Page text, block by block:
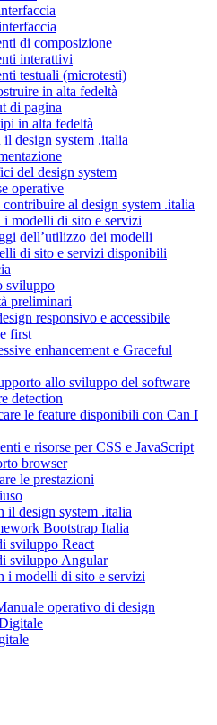
di composizione
interattivi
testuali (microtesti)
in alta fedeltà
di pagina
in alta fedeltà
design system .italia
del design system
operative
al design system .italia
i modelli di sito e servizi
dell’utilizzo dei modelli
di sito e servizi disponibili
sviluppo
preliminari
responsivo e accessibile
first
enhancement e Graceful
allo sviluppo del software
detection
le feature disponibili con Can I
e risorse per CSS e JavaScript
browser
le prestazioni
il design system .italia
Bootstrap Italia
sviluppo React
sviluppo Angular
i modelli di sito e servizi
operativo di design